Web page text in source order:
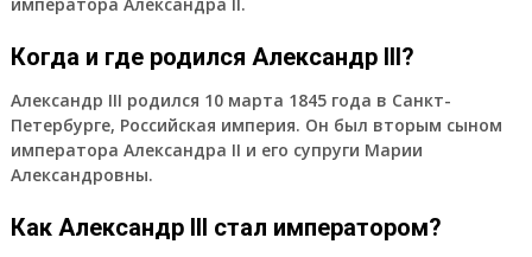
Когда и где родился Александр III?
Александр III родился 10 марта 1845 года в Санкт-
Петербурге, Российская империя. Он был вторым сыном
императора Александра II и его супруги Марии
Александровны.
Как Александр III стал императором?